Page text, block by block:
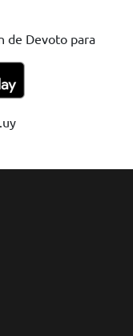
de Devoto para